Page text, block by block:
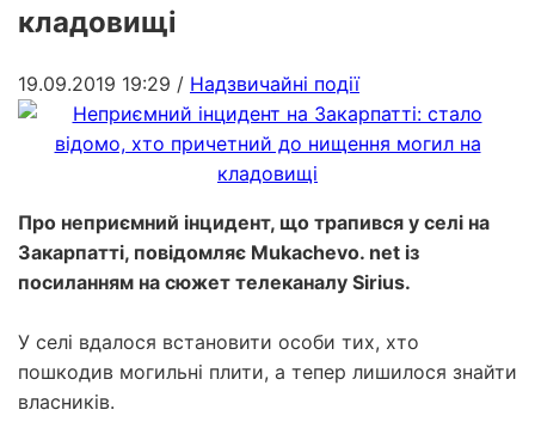
кладовищі
19.09.2019 19:29 / Надзвичайні події
Про неприємний інцидент, що трапився у селі на
Закарпатті, повідомляє Mukachevo. net із
посиланням на сюжет телеканалу Sirius.
У селі вдалося встановити особи тих, хто
пошкодив могильні плити, а тепер лишилося знайти
власників.